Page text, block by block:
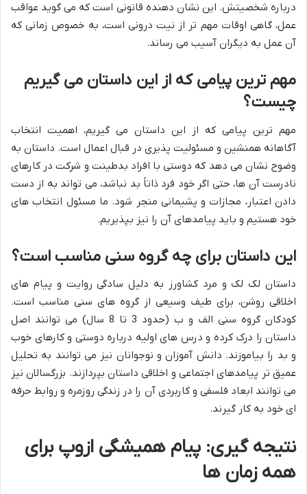
درباره شخصیتش. این نشان دهنده قانونی است که می گوید عواقب
عمل، گاهی اوقات مهم تر از نیت درونی است، به خصوص زمانی که
آن عمل به دیگران آسیب می رساند.
مهم ترین پیامی که از این داستان می گیریم
چیست؟
مهم ترین پیامی که از این داستان می گیریم، اهمیت انتخاب
آگاهانه همنشین و مسئولیت پذیری در قبال اعمال است. داستان به
وضوح نشان می دهد که دوستی با افراد بدطینت و شرکت در کارهای
نادرست آن ها، حتی اگر خود فرد ذاتاً بد نباشد، می تواند به از دست
دادن اعتبار، مجازات و پشیمانی منجر شود. ما مسئول انتخاب های
خود هستیم و باید پیامدهای آن را نیز بپذیریم.
این داستان برای چه گروه سنی مناسب است؟
داستان لک لک و مرد کشاورز به دلیل سادگی روایت و پیام های
اخلاقی روشن، برای طیف وسیعی از گروه های سنی مناسب است.
کودکان گروه سنی الف و ب (حدود 3 تا 8 سال) می توانند اصل
داستان را درک کرده و درس های اولیه درباره دوستی و کارهای خوب
و بد را بیاموزند. دانش آموزان و نوجوانان نیز می توانند به تحلیل
عمیق تر پیامدهای اجتماعی و اخلاقی داستان بپردازند. بزرگسالان نیز
می توانند ابعاد فلسفی و کاربردی آن را در زندگی روزمره و روابط حرفه
ای خود به کار گیرند.
نتیجه گیری: پیام همیشگی ازوپ برای
همه زمان ها